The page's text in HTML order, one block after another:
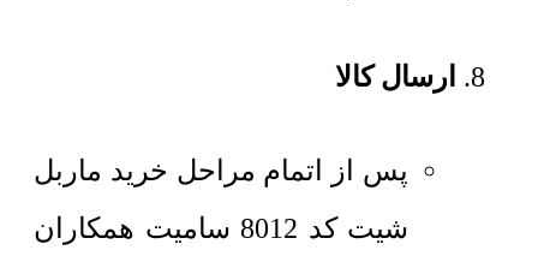
ارسال کالا
پس از اتمام مراحل خرید ماربل
شیت کد 8012 سامیت همکاران